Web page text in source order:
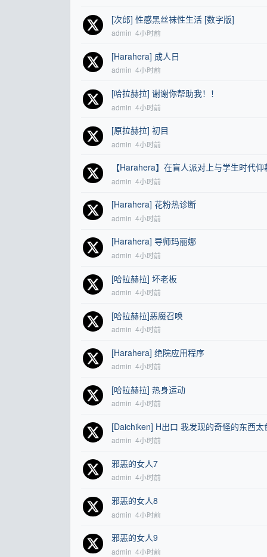
[次郎] 性感黑丝袜性生活 [数字版]
admin 4小时前
[Harahera] 成人日
admin 4小时前
[哈拉赫拉] 谢谢你帮助我！！
admin 4小时前
[原拉赫拉] 初目
admin 4小时前
【Harahera】在盲人派对上与学生时代仰
admin 4小时前
[Harahera] 花粉热诊断
admin 4小时前
[Harahera] 导师玛丽娜
admin 4小时前
[哈拉赫拉] 坏老板
admin 4小时前
[哈拉赫拉]恶魔召唤
admin 4小时前
[Harahera] 绝院应用程序
admin 4小时前
[哈拉赫拉] 热身运动
admin 4小时前
[Daichiken] H出口 我发现的奇怪的东西
admin 4小时前
邪恶的女人7
admin 4小时前
邪恶的女人8
admin 4小时前
邪恶的女人9
admin 4小时前